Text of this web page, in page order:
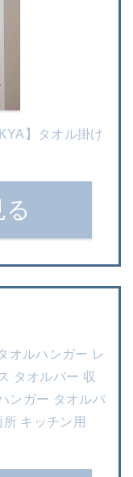
】タオル掛け
オルハンガー レ
タオルバー 収
ンガー タオルバ
キッチン用